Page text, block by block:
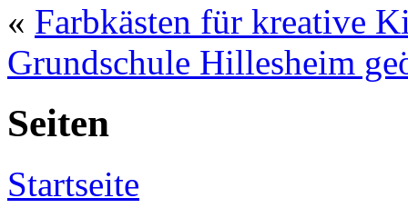
« Farbkästen für kreative
Grundschule Hillesheim
Seiten
Startseite